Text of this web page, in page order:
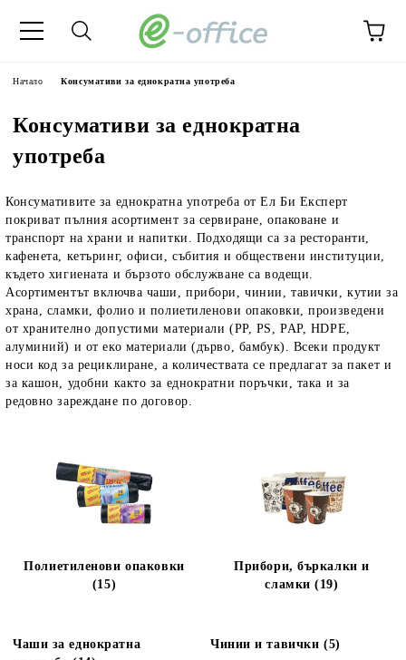
Начало Консумативи за еднократна употреба
Консумативи за еднократна
употреба
Консумативите за еднократна употреба от Ел Би Експерт
покриват пълния асортимент за сервиране, опаковане и
транспорт на храни и напитки. Подходящи са за ресторанти,
кафенета, кетъринг, офиси, събития и обществени институции,
където хигиената и бързото обслужване са водещи.
Асортиментът включва чаши, прибори, чинии, тавички, кутии за
храна, сламки, фолио и полиетиленови опаковки, произведени
от хранително допустими материали (PP, PS, PAP, HDPE,
алуминий) и от еко материали (дърво, бамбук). Всеки продукт
носи код за рециклиране, а количествата се предлагат за пакет и
за кашон, удобни както за еднократни поръчки, така и за
редовно зареждане по договор.
Полиетиленови опаковки
(15)
Прибори, бъркалки и
сламки (19)
Чаши за еднократна
Чинии и тавички (5)